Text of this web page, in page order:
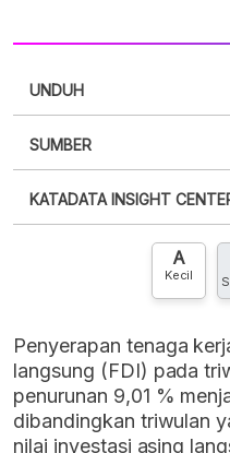
UNDUH
XLS
SUMBER
punya akun?Silakan
KATADATA INSIGHT
HubungiA
Kecil
Penyerapan tenaga
langsung (FDI) pada
penurunan 9,01 %
dibandingkan triwulan
nilai investasi asing